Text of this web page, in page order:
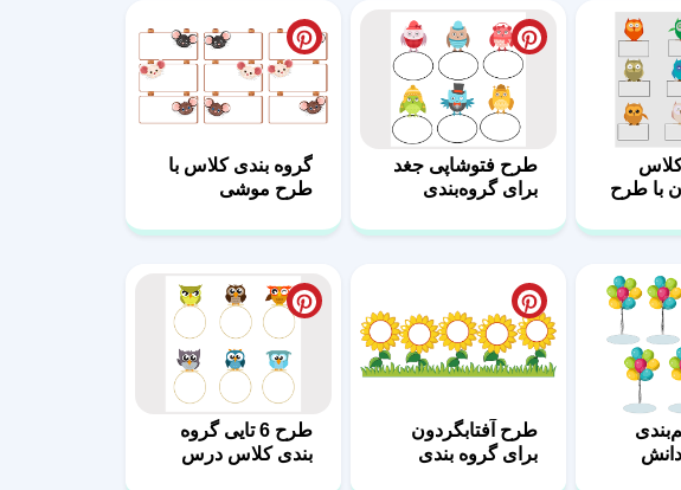
با طرح
طرح فتوشاپی جغد
برای گروه‌بندی
گروه بندی کلاس با
طرح موشی
طرح آفتابگردون
برای گروه بندی
طرح 6 تایی گروه
بندی کلاس درس